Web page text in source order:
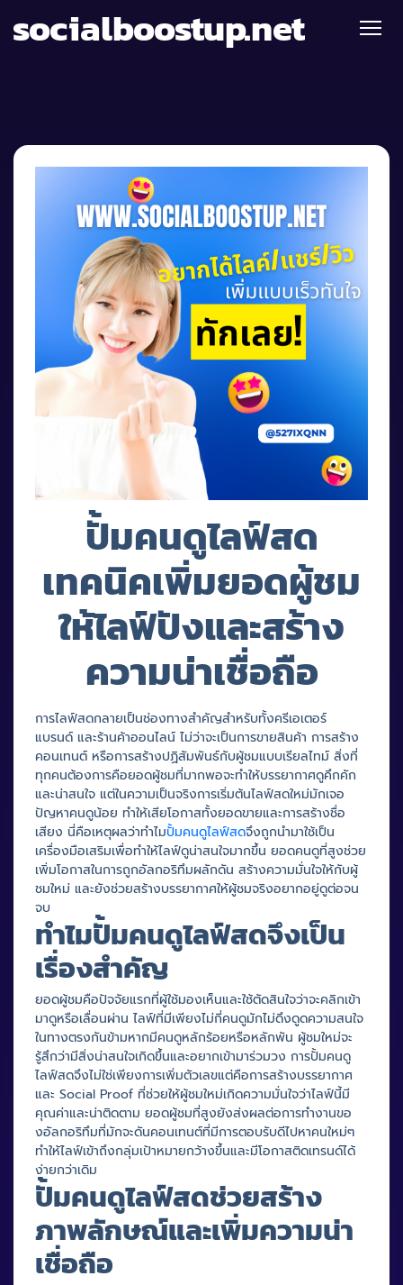
socialboostup.net
ปั้มคนดูไลฟ์สด
เทคนิคเพิ่มยอดผู้ชม
ให้ไลฟ์ปังและสร้าง
ความน่าเชื่อถือ
การไลฟ์สดกลายเป็นช่องทางสำคัญสำหรับทั้งครีเอเตอร์
แบรนด์ และร้านค้าออนไลน์ ไม่ว่าจะเป็นการขายสินค้า การสร้าง
คอนเทนต์ หรือการสร้างปฏิสัมพันธ์กับผู้ชมแบบเรียลไทม์ สิ่งที่
ทุกคนต้องการคือยอดผู้ชมที่มากพอจะทำให้บรรยากาศดูคึกคัก
และน่าสนใจ แต่ในความเป็นจริงการเริ่มต้นไลฟ์สดใหม่มักเจอ
ปัญหาคนดูน้อย ทำให้เสียโอกาสทั้งยอดขายและการสร้างชื่อ
เสียง นี่คือเหตุผลว่าทำไมปั้มคนดูไลฟ์สดจึงถูกนำมาใช้เป็น
เครื่องมือเสริมเพื่อทำให้ไลฟ์ดูน่าสนใจมากขึ้น ยอดคนดูที่สูงช่วย
เพิ่มโอกาสในการถูกอัลกอริทึมผลักดัน สร้างความมั่นใจให้กับผู้
ชมใหม่ และยังช่วยสร้างบรรยากาศให้ผู้ชมจริงอยากอยู่ดูต่อจน
จบ
ทำไมปั้มคนดูไลฟ์สดจึงเป็น
เรื่องสำคัญ
ยอดผู้ชมคือปัจจัยแรกที่ผู้ใช้มองเห็นและใช้ตัดสินใจว่าจะคลิกเข้า
มาดูหรือเลื่อนผ่าน ไลฟ์ที่มีเพียงไม่กี่คนดูมักไม่ดึงดูดความสนใจ
ในทางตรงกันข้ามหากมีคนดูหลักร้อยหรือหลักพัน ผู้ชมใหม่จะ
รู้สึกว่ามีสิ่งน่าสนใจเกิดขึ้นและอยากเข้ามาร่วมวง การปั้มคนดู
ไลฟ์สดจึงไม่ใช่เพียงการเพิ่มตัวเลขแต่คือการสร้างบรรยากาศ
และ Social Proof ที่ช่วยให้ผู้ชมใหม่เกิดความมั่นใจว่าไลฟ์นี้มี
คุณค่าและน่าติดตาม ยอดผู้ชมที่สูงยังส่งผลต่อการทำงานขอ
งอัลกอริทึมที่มักจะดันคอนเทนต์ที่มีการตอบรับดีไปหาคนใหม่ๆ
ทำให้ไลฟ์เข้าถึงกลุ่มเป้าหมายกว้างขึ้นและมีโอกาสติดเทรนด์ได้
ง่ายกว่าเดิม
ปั้มคนดูไลฟ์สดช่วยสร้าง
ภาพลักษณ์และเพิ่มความน่า
เชื่อถือ